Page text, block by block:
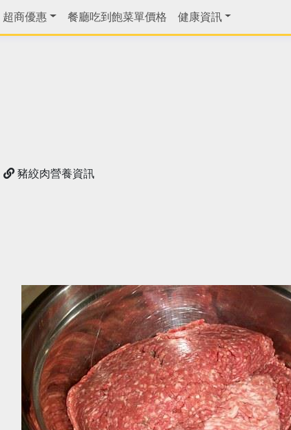
超商優惠 餐廳吃到飽菜單價格 健康資訊
豬絞肉營養資訊